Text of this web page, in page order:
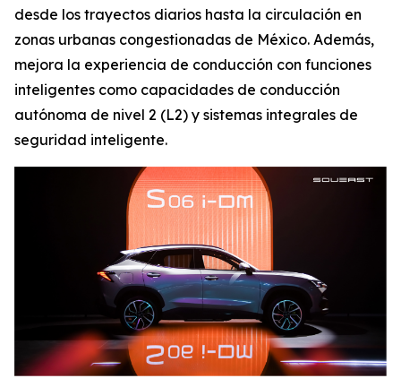
desde los trayectos diarios hasta la circulación en
zonas urbanas congestionadas de México. Además,
mejora la experiencia de conducción con funciones
inteligentes como capacidades de conducción
autónoma de nivel 2 (L2) y sistemas integrales de
seguridad inteligente.